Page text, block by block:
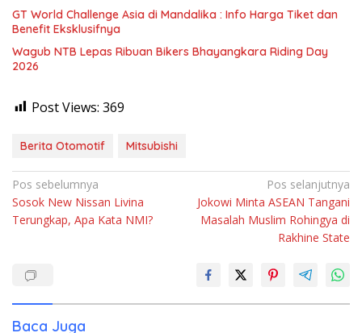
GT World Challenge Asia di Mandalika : Info Harga Tiket dan
Benefit Eksklusifnya
Wagub NTB Lepas Ribuan Bikers Bhayangkara Riding Day
2026
Post Views: 369
Berita Otomotif Mitsubishi
Navigasi
pos
Pos sebelumnya
Sosok New Nissan Livina
Terungkap, Apa Kata NMI?
Pos selanjutnya
Jokowi Minta ASEAN Tangani
Masalah Muslim Rohingya di
Rakhine State
Baca Juga